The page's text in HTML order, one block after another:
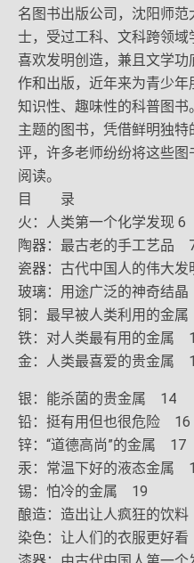
名图书出版公司，沈阳师
士，受过工科、文科跨领域
喜欢发明创造，兼且文学功
作和出版，近年来为青少年
知识性、趣味性的科普图书
主题的图书，凭借鲜明独
评，许多老师纷纷将这些
阅读。
目 录
火：人类第一个化学发现 6
陶器：最古老的手工艺品
瓷器：古代中国人的伟大
玻璃：用途广泛的神奇结
铜：最早被人类利用的金
铁：对人类最有用的金属
金：人类最喜爱的贵金属
银：能杀菌的贵金属 14
铅：挺有用但也很危险 16
锌：“道德高尚”的金属 17
汞：常温下好的液态金属
锡：怕冷的金属 19
酿造：造出让人疯狂的饮
染色：让人们的衣服更好